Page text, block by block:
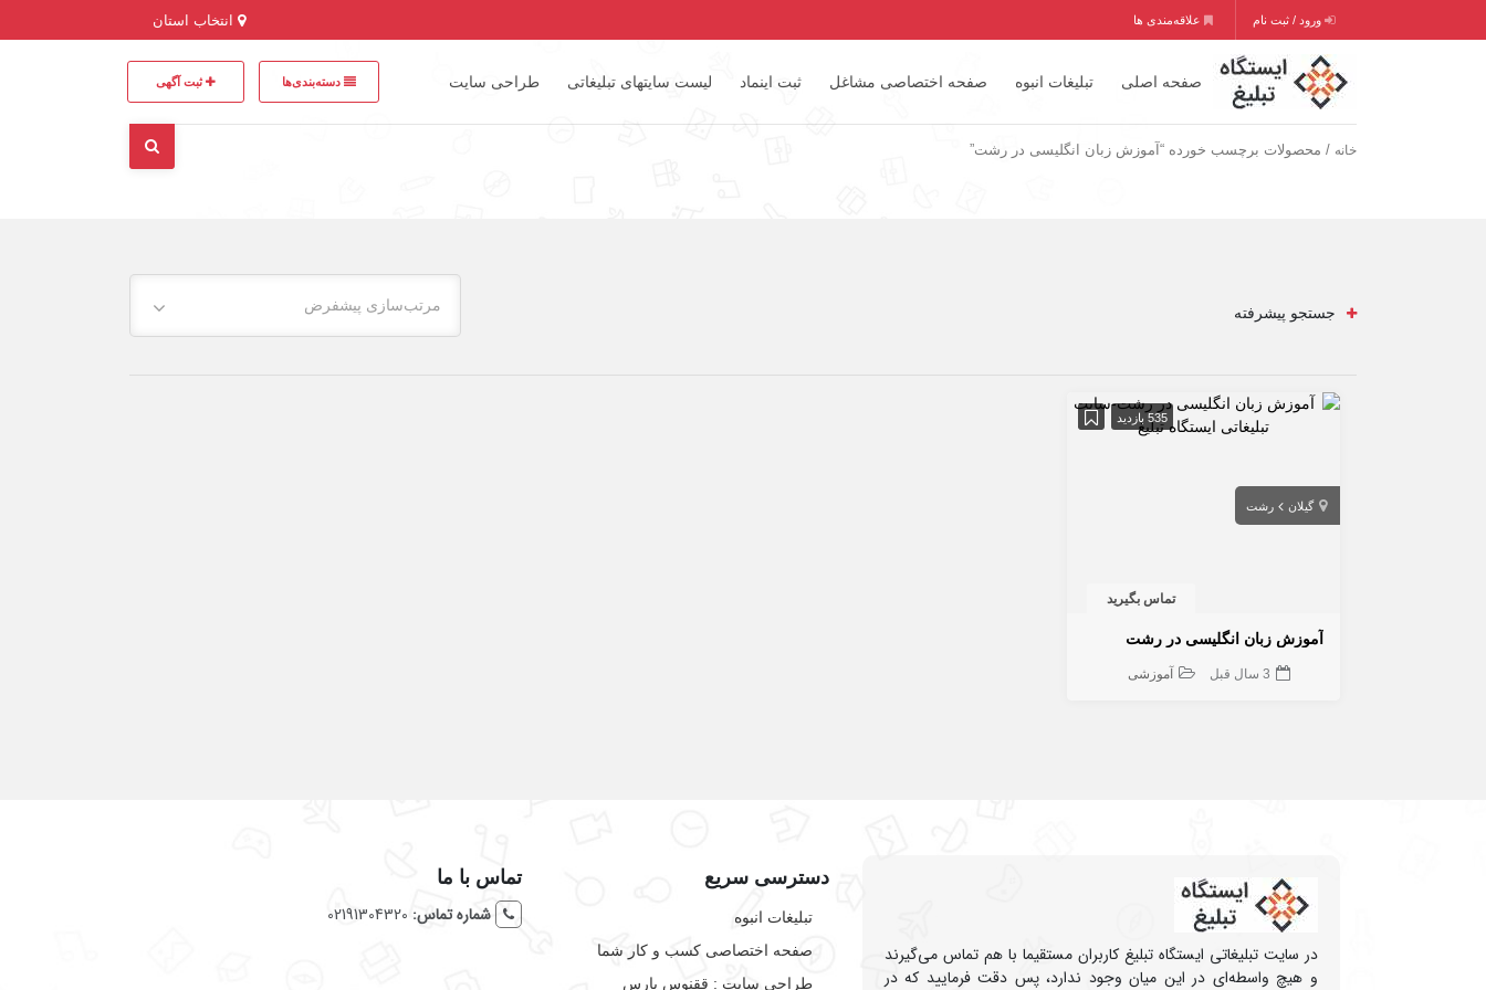
ورود / ثبت نام علاقه‌مندی ها
صفحه اصلی تبلیغات انبوه صفحه اختصاصی مشاغل ثبت اینماد لیست سایتهای تبلیغاتی طراحی سایت دسته‌بندی‌ها ثبت آگهی
خانه / محصولات برچسب خورده “آموزش زبان انگلیسی در رشت”
مرتب‌سازی پیشفرض جستجو پیشرفته
535 بازدید
گیلان رشت
تماس بگیرید
آموزش زبان انگلیسی در رشت
3 سال قبل آموزشی
در سایت تبلیغاتی ایستگاه تبلیغ کاربران مستقیما با هم تماس می‌گیرند
و هیچ واسطه‌ای در این میان وجود ندارد، پس دقت فرمایید که در
دسترسی سریع
تبلیغات انبوه
صفحه اختصاصی کسب و کار شما
طراحی سایت :‌ ققنوس پارس
تماس با ما
شماره تماس: 02191304320